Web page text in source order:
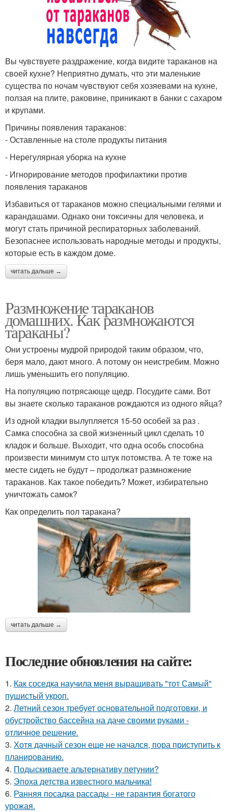
Вы чувствуете раздражение, когда видите тараканов на
своей кухне? Неприятно думать, что эти маленькие
существа по ночам чувствуют себя хозяевами на кухне,
ползая на плите, раковине, приникают в банки с сахаром
и крупами.
Причины появления тараканов:
- Оставленные на столе продукты питания
- Нерегулярная уборка на кухне
- Игнорирование методов профилактики против
появления тараканов
Избавиться от тараканов можно специальными гелями и
карандашами. Однако они токсичны для человека, и
могут стать причиной респираторных заболеваний.
Безопаснее использовать народные методы и продукты,
которые есть в каждом доме.
читать дальше →
Размножение тараканов
домашних. Как размножаются
тараканы?
Они устроены мудрой природой таким образом, что,
беря мало, дают много. А потому он неистребим. Можно
лишь уменьшить его популяцию.
На популяцию потрясающе щедр. Посудите сами. Вот
вы знаете сколько тараканов рождаются из одного яйца?
Из одной кладки вылупляется 15-50 особей за раз .
Самка способна за свой жизненный цикл сделать 10
кладок и больше. Выходит, что одна особь способна
произвести минимум сто штук потомства. А те тоже на
месте сидеть не будут – продолжат размножение
тараканов. Как такое победить? Может, избирательно
уничтожать самок?
Как определить пол таракана?
читать дальше →
Последние обновления на сайте:
1. Как соседка научила меня выращивать "тот Самый"
пушистый укроп.
2. Летний сезон требует основательной подготовки, и
обустройство бассейна на даче своими руками -
отличное решение.
3. Хотя дачный сезон еще не начался, пора приступить к
планированию.
4. Подыскиваете альтернативу петунии?
5. Эпоха детства известного мальчика!
6. Ранняя посадка рассады - не гарантия богатого
урожая.